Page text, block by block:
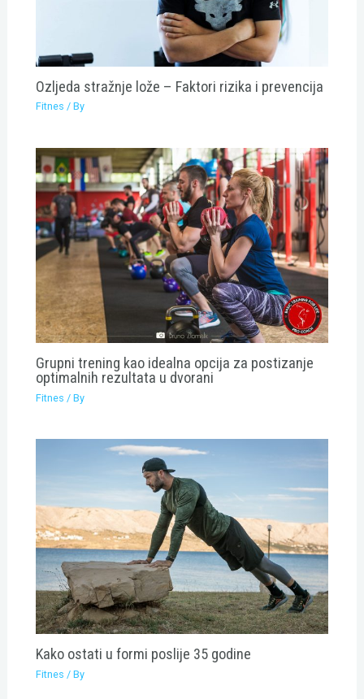
Ozljeda stražnje lože – Faktori rizika i prevencija
Fitnes / By
Grupni trening kao idealna opcija za postizanje
optimalnih rezultata u dvorani
Fitnes / By
Kako ostati u formi poslije 35 godine
Fitnes / By